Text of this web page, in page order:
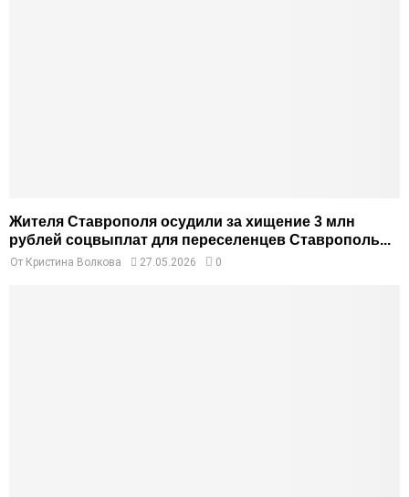
Жителя Ставрополя осудили за хищение 3 млн
рублей соцвыплат для переселенцев Ставрополь...
От Кристина Волкова 27.05.2026 0